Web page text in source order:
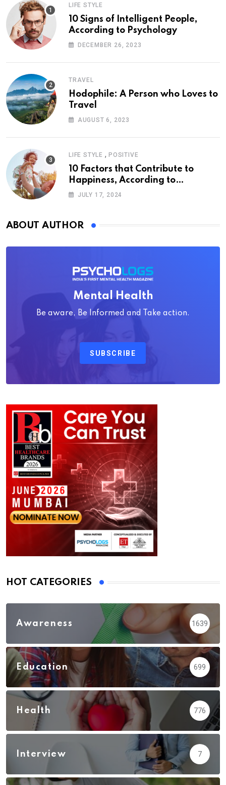
LIFE STYLE
10 Signs of Intelligent People,
According to Psychology
DECEMBER 26, 2023
TRAVEL
Hodophile: A Person who Loves to
Travel
AUGUST 6, 2023
LIFE STYLE , POSITIVE
10 Factors that Contribute to
Happiness, According to
Psychology
JULY 17, 2024
ABOUT AUTHOR
Mental Health
Be aware, Be Informed and Take action.
SUBSCRIBE
HOT CATEGORIES
Awareness 1639
Education 699
Health 776
Interview 7